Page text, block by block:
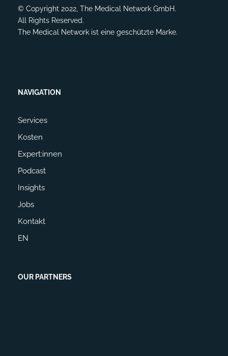
© Copyright 2022, The Medical Network GmbH.
All Rights Reserved.
The Medical Network ist eine geschützte Marke.
NAVIGATION
Services
Kosten
Expert:innen
Podcast
Insights
Jobs
Kontakt
EN
OUR PARTNERS